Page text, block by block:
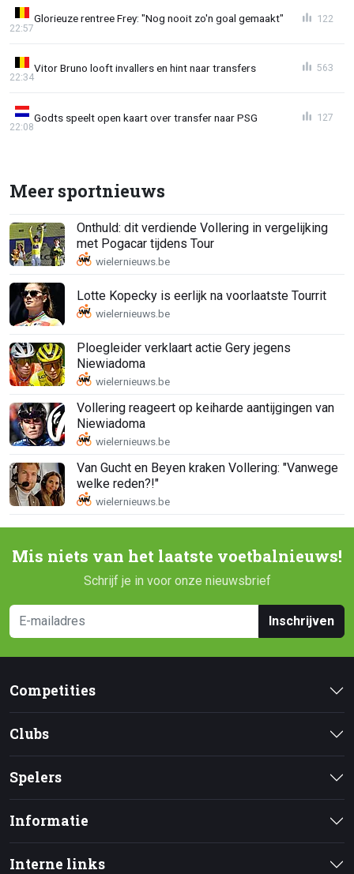
Glorieuze rentree Frey: "Nog nooit zo'n goal gemaakt"
22:57
122
Vitor Bruno looft invallers en hint naar transfers
22:34
563
Godts speelt open kaart over transfer naar PSG
22:08
127
Meer sportnieuws
Onthuld: dit verdiende Vollering in vergelijking
met Pogacar tijdens Tour
Lotte Kopecky is eerlijk na voorlaatste Tourrit
Ploegleider verklaart actie Gery jegens
Niewiadoma
Vollering reageert op keiharde aantijgingen van
Niewiadoma
Van Gucht en Beyen kraken Vollering: "Vanwege
welke reden?!"
Mis niets van het laatste voetbalnieuws!
Schrijf je in voor onze nieuwsbrief
Inschrijven
Competities
Clubs
Spelers
Informatie
Interne links